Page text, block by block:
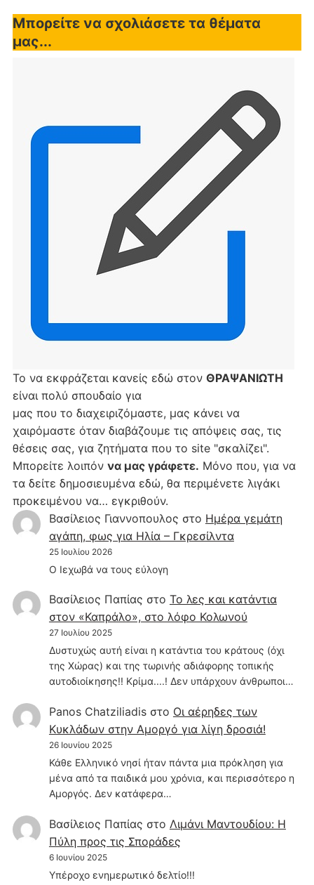
Μπορείτε να σχολιάσετε τα θέματα
μας...
Το να εκφράζεται κανείς εδώ στον ΘΡΑΨΑΝΙΩΤΗ
είναι πολύ σπουδαίο για
μας που το διαχειριζόμαστε, μας κάνει να
χαιρόμαστε όταν διαβάζουμε τις απόψεις σας, τις
θέσεις σας, για ζητήματα που το site "σκαλίζει".
Μπορείτε λοιπόν να μας γράφετε. Μόνο που, για να
τα δείτε δημοσιευμένα εδώ, θα περιμένετε λιγάκι
προκειμένου να… εγκριθούν.
Βασίλειος Γιαννοπουλος στο Hμέρα γεμάτη
αγάπη, φως για Ηλία – Γκρεσίλντα
25 Ιουλίου 2026
Ο Ιεχωβά να τους εύλογη
Βασίλειος Παπίας στο Το λες και κατάντια
στον «Καπράλο», στο λόφο Κολωνού
27 Ιουλίου 2025
Δυστυχώς αυτή είναι η κατάντια του κράτους (όχι
της Χώρας) και της τωρινής αδιάφορης τοπικής
αυτοδιοίκησης!! Κρίμα....! Δεν υπάρχουν άνθρωποι…
Panos Chatziliadisστο Οι αέρηδες των
Κυκλάδων στην Αμοργό για λίγη δροσιά!
26 Ιουνίου 2025
Κάθε Ελληνικό νησί ήταν πάντα μια πρόκληση για
μένα από τα παιδικά μου χρόνια, και περισσότερο η
Αμοργός. Δεν κατάφερα…
Βασίλειος Παπίας στο Λιμάνι Μαντουδίου: Η
Πύλη προς τις Σποράδες
6 Ιουνίου 2025
Υπέροχο ενημερωτικό δελτίο!!!